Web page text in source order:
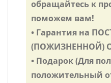
обращайтесь к
поможем вам!
• Гарантия на
(ПОЖИЗНЕННОЙ)
• Подарок (Для
положительный